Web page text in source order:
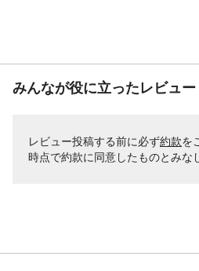
みんなが役に立ったレビュー
レビュー投稿する前に必ず約款を
時点で約款に同意したものとみな